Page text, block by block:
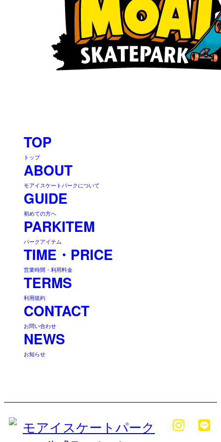
TOP
トップ
ABOUT
モアイスケートパークについて
GUIDE
初めての方へ
PARKITEM
パークアイテム
TIME・PRICE
営業時間・利用料金
TERMS
利用規約
CONTACT
お問い合わせ
NEWS
お知らせ